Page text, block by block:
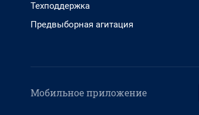
Техподдержка
Предвыборная агитация
Мобильное приложение